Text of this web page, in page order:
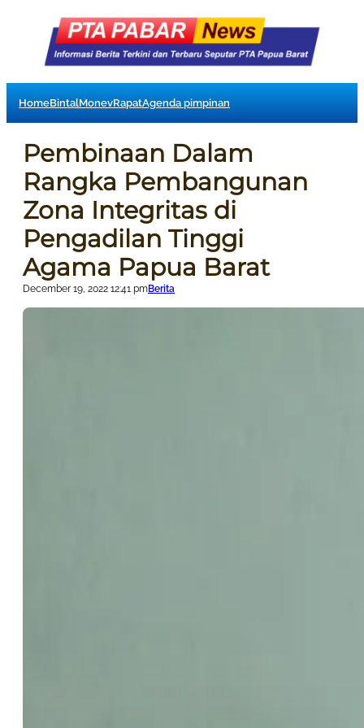
HomeBintalMonevRapatAgenda pimpinan
Pembinaan Dalam
Rangka Pembangunan
Zona Integritas di
Pengadilan Tinggi
Agama Papua Barat
December 19, 2022 12:41 pmBerita